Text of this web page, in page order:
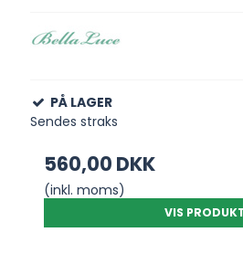
PÅ LAGER
Sendes straks
560,00 DKK
(inkl. moms)
VIS